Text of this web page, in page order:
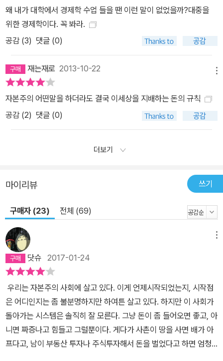
은 우리가 꼭 갖춰야 할 필수 능력이다. “부모들 교육이 안 돼 있기 때
문에 가정교육이 이뤄지지 못하는 거죠. 부모들이 우리 아이들한테
뭘 교육해야 하는지 어떤 이야기를 하면 안 되는지 이야기할 수 있어
으는 것뿐만 아니라 돈을 쓰는 데 있어서도 책은 충격적인 사실들을
털어놓는다. 아기는 한 살이 넘으면 이미 100개의 브랜드를 기억한
다고 한다. 마트에 가면 나도 모르게 좌회전을 하고 있고, 쇼핑 카트는
던 다른 물건들까지도 사고 있는 자신을 발견한 적은 없었는가. 우리
공격에 우리는 속수무책 넘어갈 수밖에 없는가. 책에서 독자들은 자
의>에 관한 의견 돈의 원리에 관심이 많아 책도 보고 하지만 정리가
안 되던 것들을 쉽고 아름답게 엮어 주셔서 감사합니다. 돈벌이 경제
경영서적 100권보다 큰 힘이 있네요. _ ins×××님 경제학과를 3학기
다니면서 전공 과목을 쌔빠지게 들어도 와닿지 않던 자본주의를 초등
학생 동생이랑 같이 봤어요. 너무 재밌었어요. _ ekgp××××님 저 경
영대학원 나왔거든요? 근데 통화창조, 신용승수 개념이 이런 건 줄
몰랐어요. 충격! _ REL×××님 덕분에 중고등학교 때나 배우고 잊었
던, 생전 관심도 없었던 경제학자들의 저서를 사서 읽어보려고 합니
다. 세상과 사회에 대한 희미했던 관심이 선명한 호기심과 열정으로
변했거든요. _ soo×××님 복지라는 것이 단순한 지출이 아닌 인적
자본에 대한 투자라는 것을 알려주는 올해 최고의 방송입니다. _ 현×
님 학교에서 다루는 교과서보다 이게 더 중요합니다. 요즘 경제 교과
왜 내가 대학에서 경제학 수업 들을 땐 이런 말이 없었을까?대중을
위한 경제학이다. 꼭 봐라.
공감 (3) 댓글 (0)
재는재로 2013-10-22
자본주의 어떤말을 하더라도 결국 이세상을 지배하는 돈의 규칙
공감 (2) 댓글 (0)
더보기
마이리뷰 쓰기
구매자 (23) 전체 (69)
닷슈 2017-01-24
우리는 자본주의 사회에 살고 있다. 이게 언제시작되었는지, 시작점
은 어디인지는 좀 불분명하지만 하여튼 살고 있다. 하지만 이 사회가
돌아가는 시스템은 솔직히 잘 모른다. 그냥 돈이 좀 들어오면 좋고, 아
니면 짜증나고 힘들고 그럴뿐이다. 게다가 사촌이 땅을 사면 배가 아
프다고, 남이 부동산 투자나 주식투자해서 돈을 벌었다고 하면 엄청